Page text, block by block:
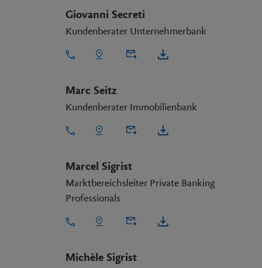
Giovanni Secreti
Kundenberater Unternehmerbank
Marc Seitz
Kundenberater Immobilienbank
Marcel Sigrist
Marktbereichsleiter Private Banking
Professionals
Michèle Sigrist